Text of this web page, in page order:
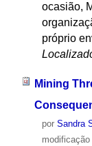
ocasião,
próprio
Mining
por Sandra
modificação